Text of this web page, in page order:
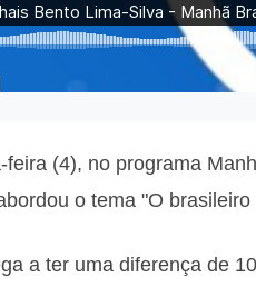
feira (4), no programa
o tema "O
a ter uma diferença de